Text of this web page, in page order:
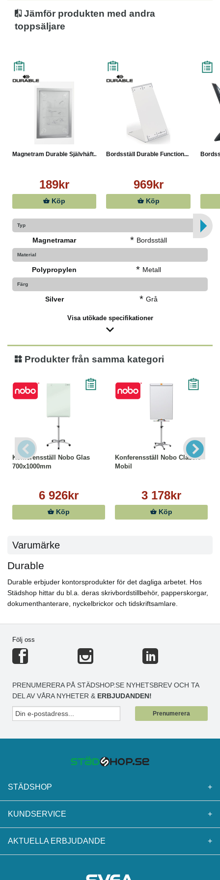
Jämför produkten med andra
toppsäljare
Magnetram Durable Självhäft...
189kr
Köp
Bordsställ Durable Function...
969kr
Köp
Typ
Magnetramar * Bordsställ
Material
Polypropylen * Metall
Färg
Silver * Grå
Visa utökade specifikationer
Produkter från samma kategori
Konferensställ Nobo Glas
700x1000mm
6 926kr
Köp
Konferensställ Nobo Classic
Mobil
3 178kr
Köp
Varumärke
Durable
Durable erbjuder kontorsprodukter för det dagliga arbetet. Hos
Städshop hittar du bl.a. deras skrivbordstillbehör, papperskorgar,
dokumenthanterare, nyckelbrickor och tidskriftsamlare.
Följ oss
PRENUMERERA PÅ STÄDSHOP.SE NYHETSBREV OCH TA
DEL AV VÅRA NYHETER & ERBJUDANDEN!
Prenumerera
STÄDSHOP +
KUNDSERVICE +
AKTUELLA ERBJUDANDE +